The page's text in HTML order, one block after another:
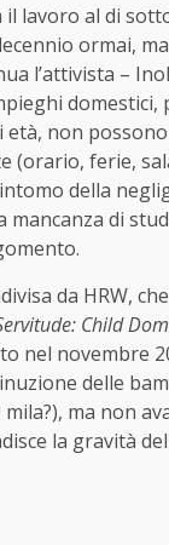
il lavoro al di
ormai,
l’attivista –
domestici,
età, non
(orario, ferie,
della
di
da HRW,
Child
nel novembre
delle
ma non
la gravità